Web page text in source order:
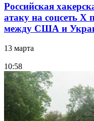
Российская
атаку на соцсеть Х
между США и
13 марта
10:58